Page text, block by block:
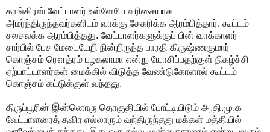
காங்கிரஸ் வேட்பாளர் உள்ளேயே வரிசையாக
அமர்ந்திருந்தவர்களிடம் வாக்கு சேகரிக்க ஆரம்பித்தார். கூட்டம்
சலசலக்க ஆரம்பித்தது. வேட்பாளர்களுக்குப் பின் வாக்காளர்
சார்பில் பேச மேடையேறி நின்றிருந்த பாரதி கிருஷ்ணகுமார்
கொஞ்சம் ரௌத்ரம் பழகலாமா என்று யோசிப்பதற்குள் நிகழ்ச்சி
ஏற்பாட்டாளர்கள் மைக்கில் விடுத்த வேண்டுகோளால் கூட்டம்
கொஞ்சம் கட்டுக்குள் வந்தது.
திருப்பூரின் இன்னொரு தொகுதியில் போட்டியிடும் அ.தி.மு.க
வேட்பாளரைத் தவிர எல்லாரும் வந்திருந்தது மக்கள் மத்தியில்